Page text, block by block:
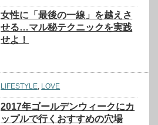
女性に「最後の一線」を越えさ
せる…マル秘テクニックを実践
せよ！
LIFESTYLE, LOVE
2017年ゴールデンウィークにカ
ップルで行くおすすめの穴場